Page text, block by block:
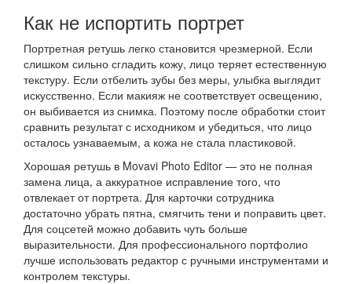
Как не испортить портрет
Портретная ретушь легко становится чрезмерной. Если
слишком сильно сгладить кожу, лицо теряет естественную
текстуру. Если отбелить зубы без меры, улыбка выглядит
искусственно. Если макияж не соответствует освещению,
он выбивается из снимка. Поэтому после обработки стоит
сравнить результат с исходником и убедиться, что лицо
осталось узнаваемым, а кожа не стала пластиковой.
Хорошая ретушь в Movavi Photo Editor — это не полная
замена лица, а аккуратное исправление того, что
отвлекает от портрета. Для карточки сотрудника
достаточно убрать пятна, смягчить тени и поправить цвет.
Для соцсетей можно добавить чуть больше
выразительности. Для профессионального портфолио
лучше использовать редактор с ручными инструментами и
контролем текстуры.